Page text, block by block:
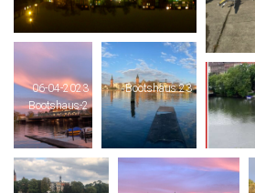
06-04-2023
Bootshaus-2
Bootshaus 23